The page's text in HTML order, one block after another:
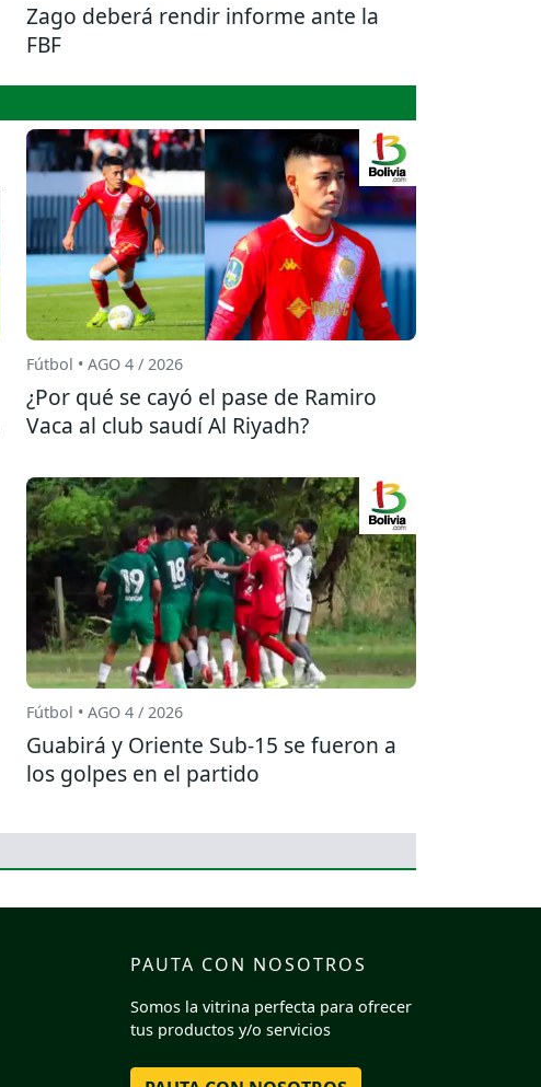
Zago deberá rendir informe ante la
FBF
Fútbol • AGO 4 / 2026
¿Por qué se cayó el pase de Ramiro
Vaca al club saudí Al Riyadh?
Fútbol • AGO 4 / 2026
Guabirá y Oriente Sub-15 se fueron a
los golpes en el partido
PAUTA CON NOSOTROS
Somos la vitrina perfecta para ofrecer
tus productos y/o servicios